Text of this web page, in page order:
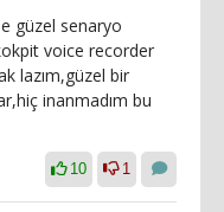
güzel senaryo
voice recorder
lazım,güzel bir
inanmadım bu
10 1